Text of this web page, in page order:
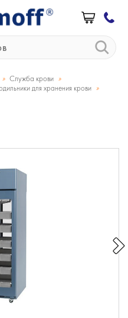
» Служба крови »
для хранения крови »